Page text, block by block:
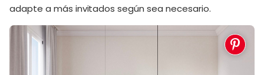
adapte a más invitados según sea necesario.